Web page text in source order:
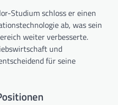
Studium schloss er einen
ab, was sein
weiter verbesserte.
und
für seine